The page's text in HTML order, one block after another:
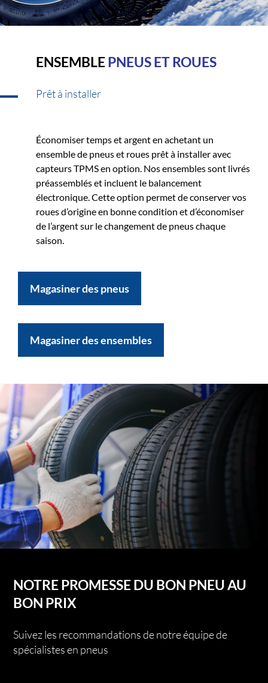
ENSEMBLEPNEUS ET ROUES
Prêt à installer
Économiser temps et argent en achetant un
ensemble de pneus et roues prêt à installer avec
capteurs TPMS en option. Nos ensembles sont livrés
préassemblés et incluent le balancement
électronique. Cette option permet de conserver vos
roues d’origine en bonne condition et d’économiser
de l’argent sur le changement de pneus chaque
saison.
Magasiner des pneus
Magasiner des ensembles
NOTRE PROMESSE DU BON PNEU AU
BON PRIX
Suivez les recommandations de notre équipe de
spécialistes en pneus